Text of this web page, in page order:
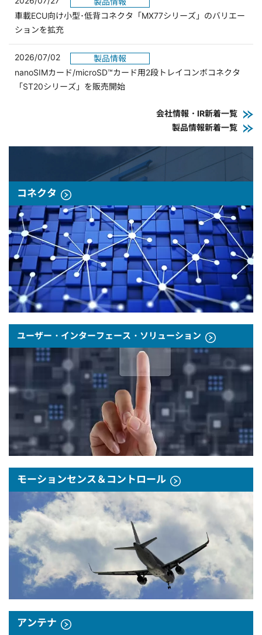
車載ECU向け小型･低背コネクタ「MX77シリーズ」のバリエー
ションを拡充
2026/07/02
製品情報
nanoSIMカード/microSD™カード用2段トレイコンボコネクタ
「ST20シリーズ」を販売開始
会社情報・IR新着一覧
製品情報新着一覧
コネクタ
ユーザー・インターフェース・ソリューション
モーションセンス＆コントロール
アンテナ